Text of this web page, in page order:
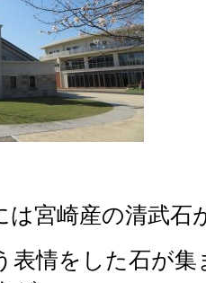
は宮崎産の清武石
表情をした石が